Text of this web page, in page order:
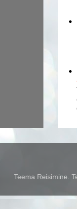
Teema Reisimine.